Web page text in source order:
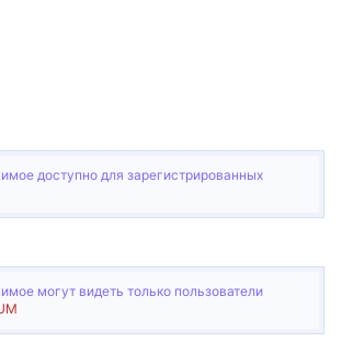
доступно для зарегистрированных
могут видеть только пользователи